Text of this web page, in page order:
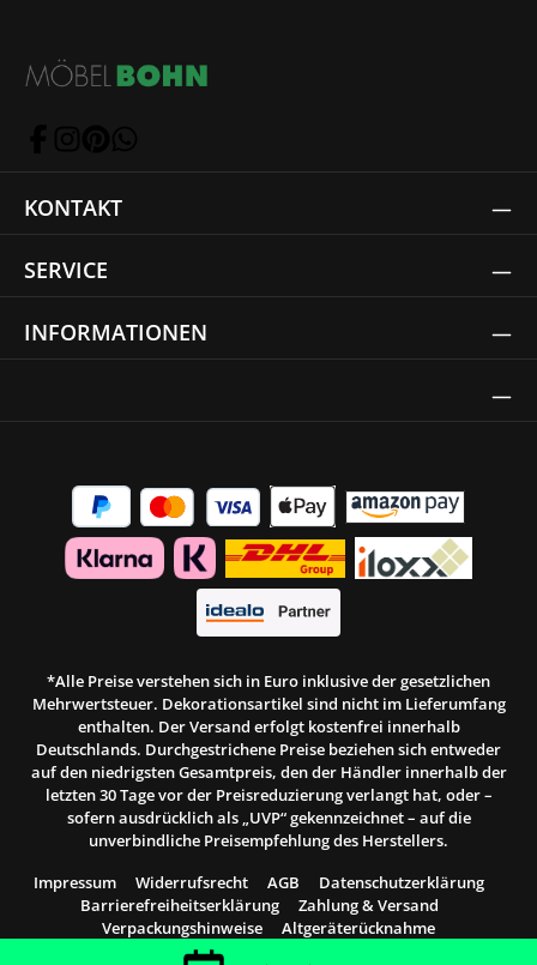
KONTAKT
SERVICE
INFORMATIONEN
*Alle Preise verstehen sich in Euro inklusive der gesetzlichen
Mehrwertsteuer. Dekorationsartikel sind nicht im Lieferumfang
enthalten. Der Versand erfolgt kostenfrei innerhalb
Deutschlands. Durchgestrichene Preise beziehen sich entweder
auf den niedrigsten Gesamtpreis, den der Händler innerhalb der
letzten 30 Tage vor der Preisreduzierung verlangt hat, oder –
sofern ausdrücklich als „UVP“ gekennzeichnet – auf die
unverbindliche Preisempfehlung des Herstellers.
Impressum Widerrufsrecht AGB
Datenschutzerklärung
Barrierefreiheitserklärung
Zahlung & Versand
Verpackungshinweise
Altgeräterücknahme